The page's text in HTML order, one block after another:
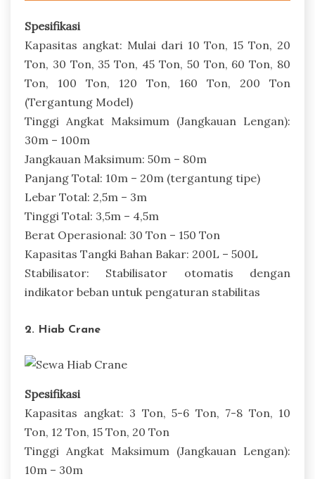
Spesifikasi
Kapasitas angkat: Mulai dari 10 Ton, 15 Ton, 20
Ton, 30 Ton, 35 Ton, 45 Ton, 50 Ton, 60 Ton, 80
Ton, 100 Ton, 120 Ton, 160 Ton, 200 Ton
(Tergantung Model)
Tinggi Angkat Maksimum (Jangkauan Lengan):
30m – 100m
Jangkauan Maksimum: 50m – 80m
Panjang Total: 10m – 20m (tergantung tipe)
Lebar Total: 2,5m – 3m
Tinggi Total: 3,5m – 4,5m
Berat Operasional: 30 Ton – 150 Ton
Kapasitas Tangki Bahan Bakar: 200L – 500L
Stabilisator: Stabilisator otomatis dengan
indikator beban untuk pengaturan stabilitas
2. Hiab Crane
Spesifikasi
Kapasitas angkat: 3 Ton, 5-6 Ton, 7-8 Ton, 10
Ton, 12 Ton, 15 Ton, 20 Ton
Tinggi Angkat Maksimum (Jangkauan Lengan):
10m – 30m